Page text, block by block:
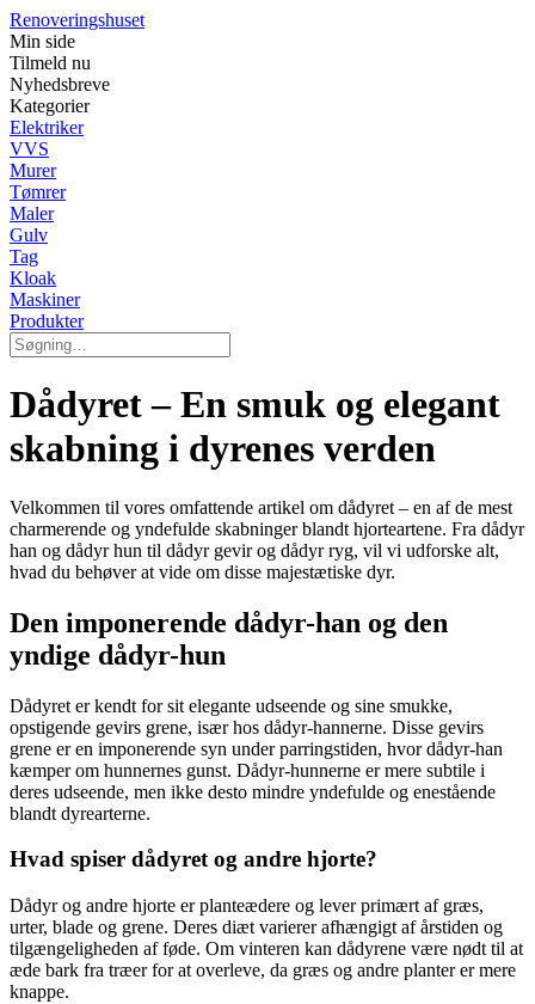
Renoveringshuset
Min side
Tilmeld nu
Nyhedsbreve
Kategorier
Elektriker
VVS
Murer
Tømrer
Maler
Gulv
Tag
Kloak
Maskiner
Produkter
Dådyret – En smuk og elegant
skabning i dyrenes verden
Velkommen til vores omfattende artikel om dådyret – en af de mest
charmerende og yndefulde skabninger blandt hjorteartene. Fra dådyr
han og dådyr hun til dådyr gevir og dådyr ryg, vil vi udforske alt,
hvad du behøver at vide om disse majestætiske dyr.
Den imponerende dådyr-han og den
yndige dådyr-hun
Dådyret er kendt for sit elegante udseende og sine smukke,
opstigende gevirs grene, især hos dådyr-hannerne. Disse gevirs
grene er en imponerende syn under parringstiden, hvor dådyr-han
kæmper om hunnernes gunst. Dådyr-hunnerne er mere subtile i
deres udseende, men ikke desto mindre yndefulde og enestående
blandt dyrearterne.
Hvad spiser dådyret og andre hjorte?
Dådyr og andre hjorte er planteædere og lever primært af græs,
urter, blade og grene. Deres diæt varierer afhængigt af årstiden og
tilgængeligheden af føde. Om vinteren kan dådyrene være nødt til at
æde bark fra træer for at overleve, da græs og andre planter er mere
knappe.